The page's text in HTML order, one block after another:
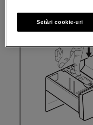
Setări cookie-uri